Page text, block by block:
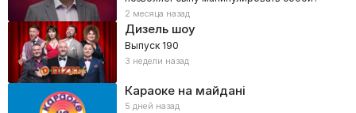
2 месяца назад
Дизель шоу
Выпуск 190
3 недели назад
Караоке на майдані
5 дней назад